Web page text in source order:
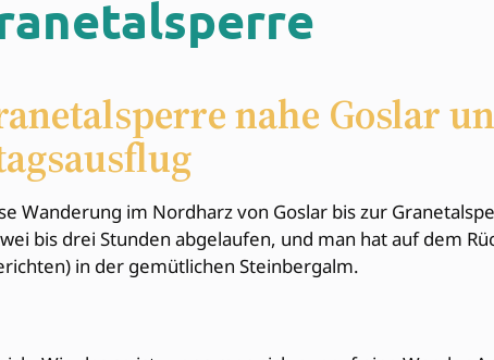
nahe Goslar
Wanderung im Nordharz von Goslar bis zur
bis drei Stunden abgelaufen, und man hat auf dem
in der gemütlichen Steinbergalm.